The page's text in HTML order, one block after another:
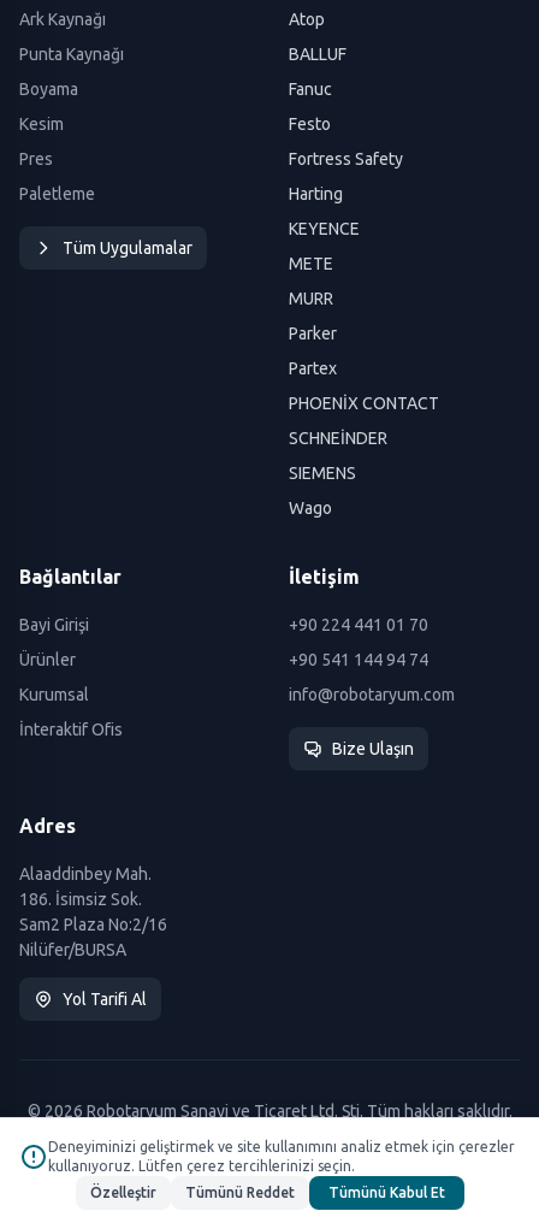
Ark Kaynağı
Punta Kaynağı
Boyama
Kesim
Pres
Paletleme
Tüm Uygulamalar
Atop
BALLUF
Fanuc
Festo
Fortress Safety
Harting
KEYENCE
METE
MURR
Parker
Partex
PHOENİX CONTACT
SCHNEİNDER
SIEMENS
Wago
Bağlantılar
Bayi Girişi
Ürünler
Kurumsal
İnteraktif Ofis
İletişim
+90 224 441 01 70
+90 541 144 94 74
info@robotaryum.com
Bize Ulaşın
Adres
Alaaddinbey Mah.
186. İsimsiz Sok.
Sam2 Plaza No:2/16
Nilüfer/BURSA
Yol Tarifi Al
© 2026 Robotaryum Sanayi ve Ticaret Ltd. Şti. Tüm hakları saklıdır.
Deneyiminizi geliştirmek ve site kullanımını analiz etmek için çerezler
kullanıyoruz. Lütfen çerez tercihlerinizi seçin.
Özelleştir
Tümünü Reddet Tümünü Kabul Et